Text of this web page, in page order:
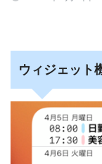
ウィジェット